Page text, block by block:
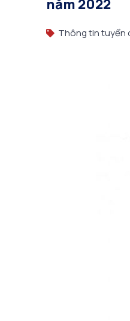
năm 2022
Thông tin tuyển